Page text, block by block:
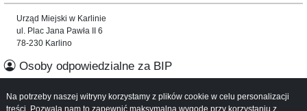
Urząd Miejski w Karlinie
ul. Plac Jana Pawła II 6
78-230 Karlino
Osoby odpowiedzialne za BIP
Informacje o serwisie
Na potrzeby naszej witryny korzystamy z plików cookie w celu personalizacji
treści. Pozwala nam to zapewnić maksymalną wygodę przy korzystaniu z